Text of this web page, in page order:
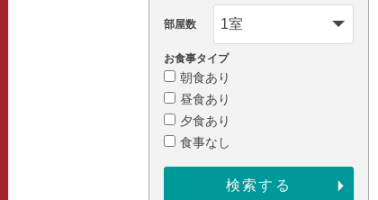
部屋数
お食事タイプ
朝食あり
昼食あり
夕食あり
食事なし